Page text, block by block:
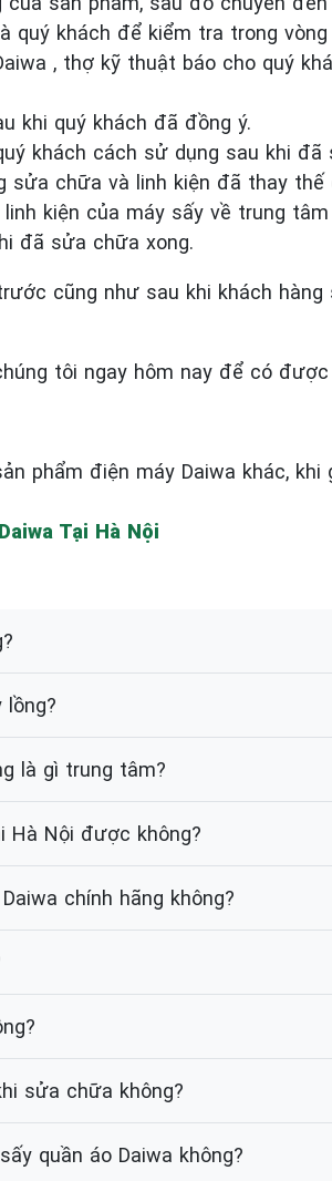
quý khách để kiểm tra trong vòng
, thợ kỹ thuật báo cho quý
khi quý khách đã đồng ý.
khách cách sử dụng sau khi đã
chữa và linh kiện đã thay thế
kiện của máy sấy về trung
đã sửa chữa xong.
cũng như sau khi khách hàng
tôi ngay hôm nay để có
phẩm điện máy Daiwa khác,
Tại Hà Nội
lồng?
là gì trung tâm?
Hà Nội được không?
chính hãng không?
sửa chữa không?
quần áo Daiwa không?